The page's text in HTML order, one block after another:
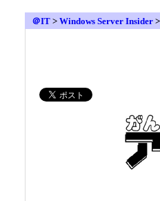
＠IT > Windows Server Insider